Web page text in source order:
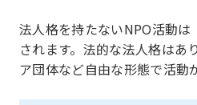
法人格を持たないNPO活動
されます。法的な法人格はあ
ア団体など自由な形態で活動